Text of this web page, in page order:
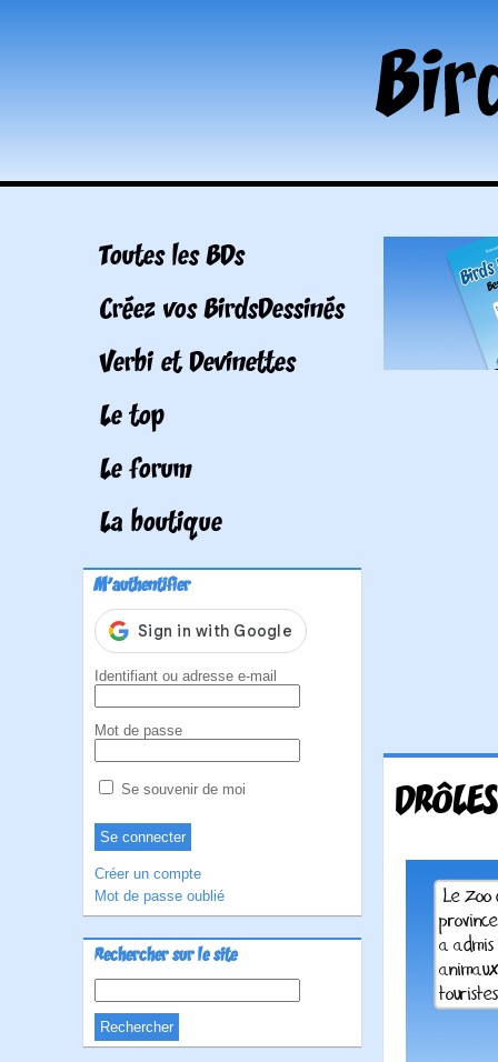
Toutes les BDs
Créez vos BirdsDessinés
Verbi et Devinettes
Le top
Le forum
La boutique
M'authentifier
Identifiant ou adresse e-mail
Mot de passe
Se souvenir de moi
Créer un compte
Mot de passe oublié
Rechercher sur le site